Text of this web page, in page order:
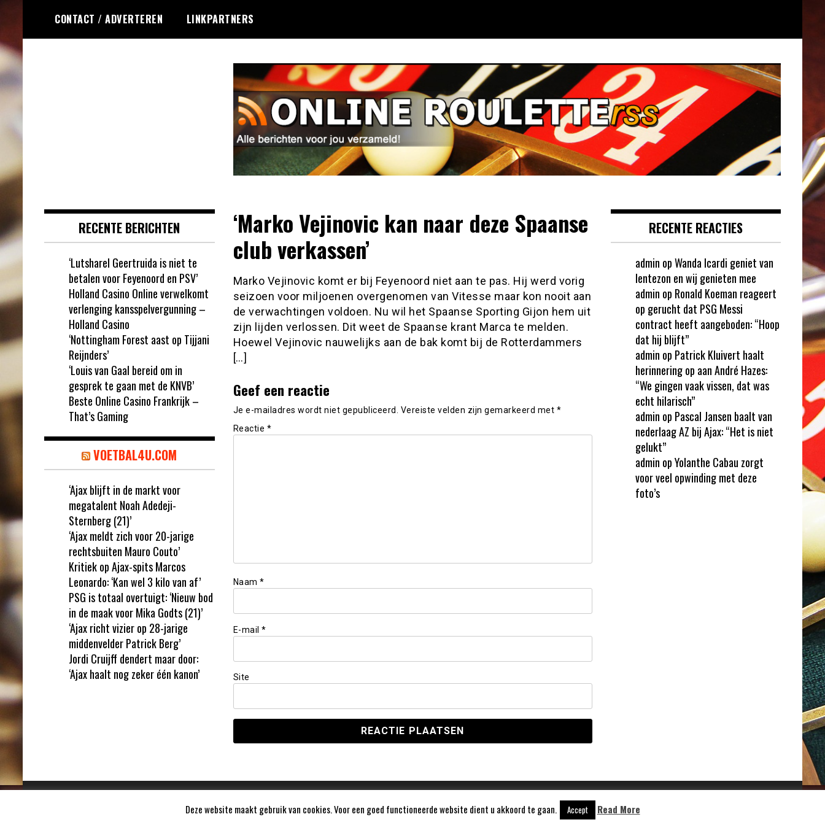
de
inhoud
CONTACT / ADVERTEREN LINKPARTNERS
‘Marko Vejinovic kan naar deze Spaanse
club verkassen’
Marko Vejinovic komt er bij Feyenoord niet aan te pas. Hij werd vorig
seizoen voor miljoenen overgenomen van Vitesse maar kon nooit aan
de verwachtingen voldoen. Nu wil het Spaanse Sporting Gijon hem uit
zijn lijden verlossen. Dit weet de Spaanse krant Marca te melden.
Hoewel Vejinovic nauwelijks aan de bak komt bij de Rotterdammers
[…]
Geef een reactie
Je e-mailadres wordt niet gepubliceerd. Vereiste velden zijn gemarkeerd met *
Reactie *
Naam *
E-mail *
Site
RECENTE BERICHTEN
‘Lutsharel Geertruida is niet te
betalen voor Feyenoord en PSV’
Holland Casino Online verwelkomt
verlenging kansspelvergunning –
Holland Casino
‘Nottingham Forest aast op Tijjani
Reijnders’
‘Louis van Gaal bereid om in
gesprek te gaan met de KNVB’
Beste Online Casino Frankrijk –
That’s Gaming
VOETBAL4U.COM
‘Ajax blijft in de markt voor
megatalent Noah Adedeji-
Sternberg (21)’
‘Ajax meldt zich voor 20-jarige
rechtsbuiten Mauro Couto’
Kritiek op Ajax-spits Marcos
Leonardo: ‘Kan wel 3 kilo van af’
PSG is totaal overtuigt: ‘Nieuw bod
in de maak voor Mika Godts (21)’
‘Ajax richt vizier op 28-jarige
middenvelder Patrick Berg’
Jordi Cruijff dendert maar door:
‘Ajax haalt nog zeker één kanon’
RECENTE REACTIES
admin opWanda Icardi geniet van
lentezon en wij genieten mee
admin op Ronald Koeman reageert
op gerucht dat PSG Messi
contract heeft aangeboden: “Hoop
dat hij blijft”
admin op Patrick Kluivert haalt
herinnering op aan André Hazes:
“We gingen vaak vissen, dat was
echt hilarisch”
admin op Pascal Jansen baalt van
nederlaag AZ bij Ajax: “Het is niet
gelukt”
admin opYolanthe Cabau zorgt
voor veel opwinding met deze
foto’s
Deze website maakt gebruik van cookies. Voor een goed functioneerde website dient u akkoord te gaan. Accept Read More